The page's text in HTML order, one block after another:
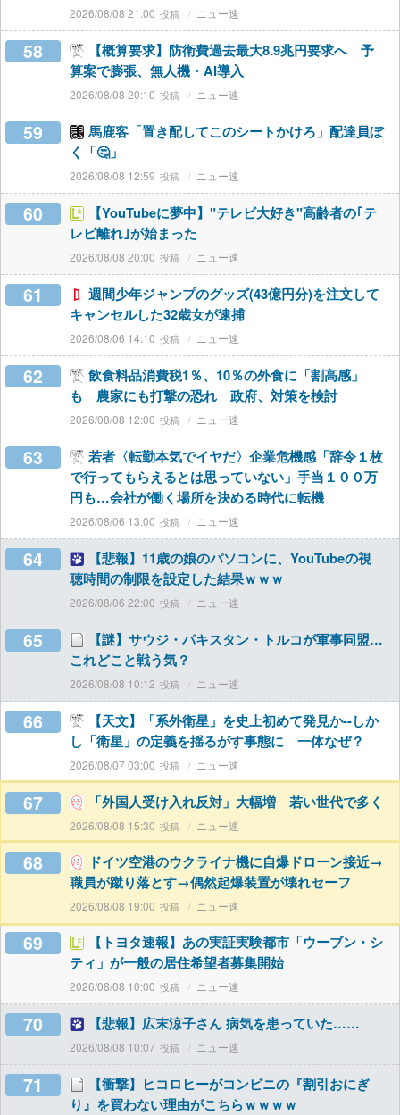
2026/08/08 21:00 ニュー速
58
【概算要求】防衛費過去最大8.9兆円要求へ 予
算案で膨張、無人機・AI導入
2026/08/08 20:10 ニュー速
59
馬鹿客「置き配してこのシートかけろ」配達員ぼ
く「🤔」
2026/08/08 12:59 ニュー速
60
【YouTubeに夢中】"テレビ大好き"高齢者の｢テ
レビ離れ｣が始まった
2026/08/08 20:00 ニュー速
61
週間少年ジャンプのグッズ(43億円分)を注文して
キャンセルした32歳女が逮捕
2026/08/06 14:10 ニュー速
62
飲食料品消費税1％、10％の外食に「割高感」
も 農家にも打撃の恐れ 政府、対策を検討
2026/08/08 12:00 ニュー速
63
若者〈転勤本気でイヤだ〉企業危機感「辞令１枚
で行ってもらえるとは思っていない」手当１００万
円も…会社が働く場所を決める時代に転機
2026/08/06 13:00 ニュー速
64
【悲報】11歳の娘のパソコンに、YouTubeの視
聴時間の制限を設定した結果ｗｗｗ
2026/08/06 22:00 ニュー速
65
【謎】サウジ・パキスタン・トルコが軍事同盟…
これどこと戦う気？
2026/08/08 10:12 ニュー速
66
【天文】「系外衛星」を史上初めて発見か--しか
し「衛星」の定義を揺るがす事態に 一体なぜ？
2026/08/07 03:00 ニュー速
67 「外国人受け入れ反対」大幅増 若い世代で多く
2026/08/08 15:30 ニュー速
68
ドイツ空港のウクライナ機に自爆ドローン接近→
職員が蹴り落とす→偶然起爆装置が壊れセーフ
2026/08/08 19:00 ニュー速
69
【トヨタ速報】あの実証実験都市「ウーブン・シ
ティ」が一般の居住希望者募集開始
2026/08/08 10:00 ニュー速
70 【悲報】広末涼子さん 病気を患っていた……
2026/08/08 10:07 ニュー速
71
【衝撃】ヒコロヒーがコンビニの『割引おにぎ
り』を買わない理由がこちらｗｗｗｗ